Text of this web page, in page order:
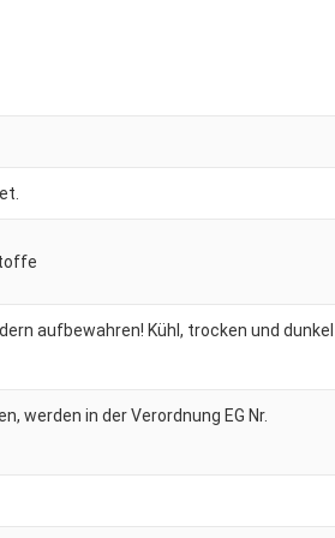
aufbewahren! Kühl, trocken und dunkel
werden in der Verordnung EG Nr.